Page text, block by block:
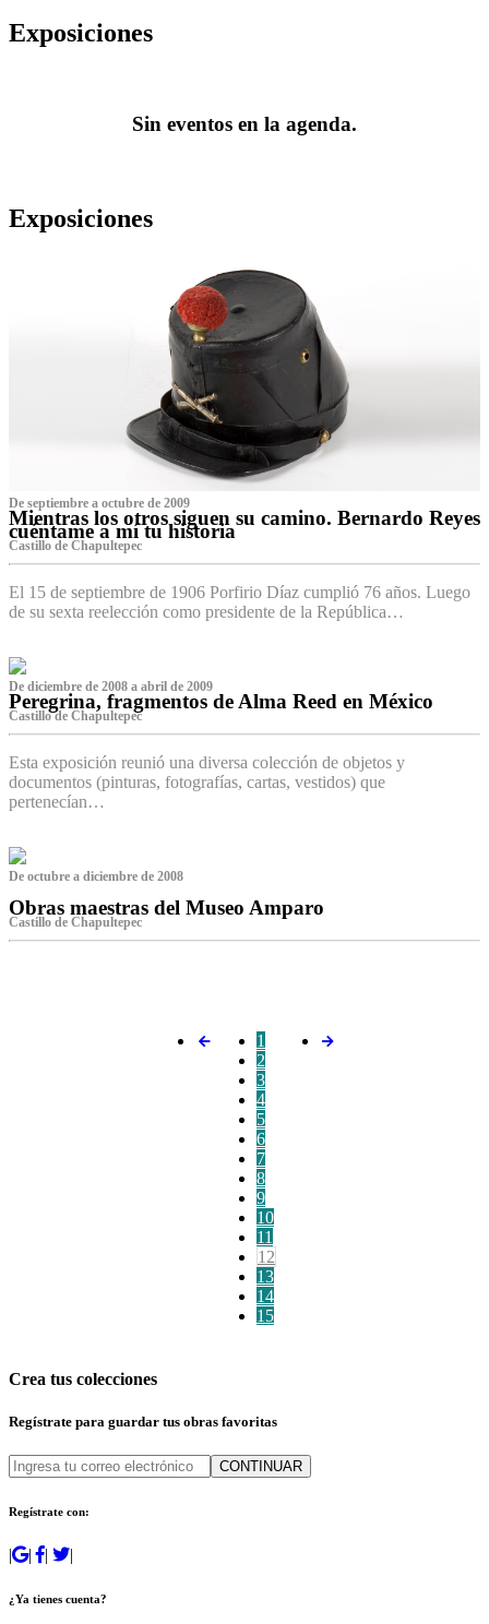
Exposiciones
Sin eventos en la agenda.
Exposiciones
De septiembre a octubre de 2009
Mientras los otros siguen su camino. Bernardo Reyes
cuéntame a mí tu historia
Castillo de Chapultepec
El 15 de septiembre de 1906 Porfirio Díaz cumplió 76 años. Luego
de su sexta reelección como presidente de la República…
De diciembre de 2008 a abril de 2009
Peregrina, fragmentos de Alma Reed en México
Castillo de Chapultepec
Esta exposición reunió una diversa colección de objetos y
documentos (pinturas, fotografías, cartas, vestidos) que
pertenecían…
De octubre a diciembre de 2008
Obras maestras del Museo Amparo
Castillo de Chapultepec
1
2
3
4
5
6
7
8
9
10
11
12
13
14
15
Crea tus colecciones
Regístrate para guardar tus obras favoritas
CONTINUAR
Regístrate con:
| | | |
¿Ya tienes cuenta?